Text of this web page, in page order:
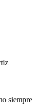
siempre